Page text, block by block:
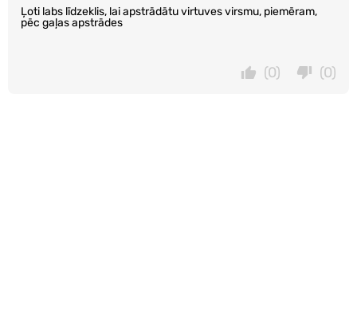
Ļoti labs līdzeklis, lai apstrādātu virtuves virsmu, piemēram,
pēc gaļas apstrādes
(0)
(0)